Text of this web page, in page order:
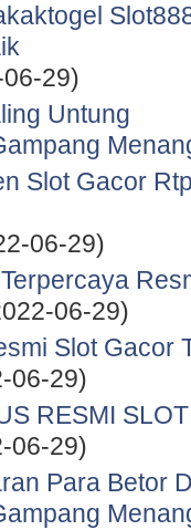
29)
Untung
Slot Gacor
06-29)
06-29)
Slot Gacor
06-29)
RESMI
06-29)
Para Betor